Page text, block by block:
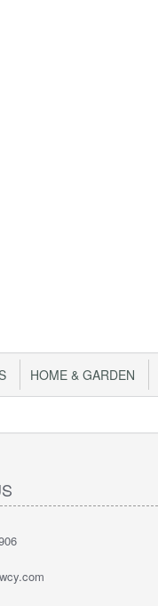
HOME & GARDEN